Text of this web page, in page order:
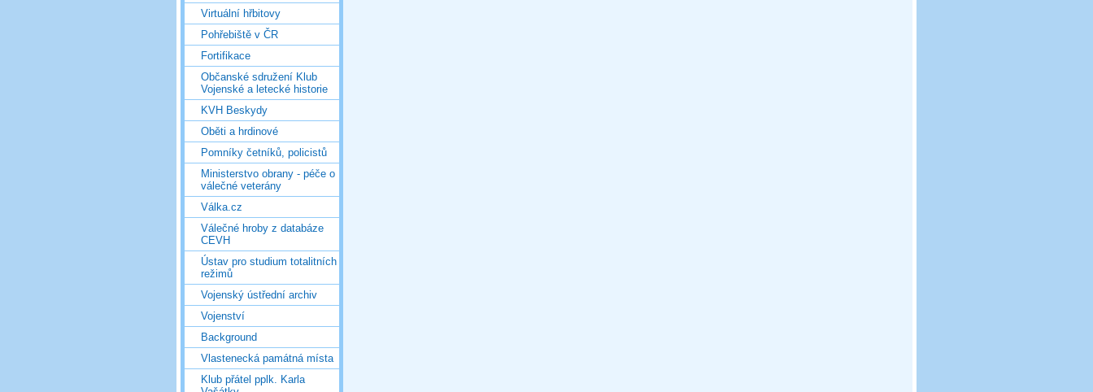
Virtuální hřbitovy
Pohřebiště v ČR
Fortifikace
Občanské sdružení Klub
Vojenské a letecké historie
KVH Beskydy
Oběti a hrdinové
Pomníky četníků, policistů
Ministerstvo obrany - péče o
válečné veterány
Válka.cz
Válečné hroby z databáze
CEVH
Ústav pro studium totalitních
režimů
Vojenský ústřední archiv
Vojenství
Background
Vlastenecká památná místa
Klub přátel pplk. Karla